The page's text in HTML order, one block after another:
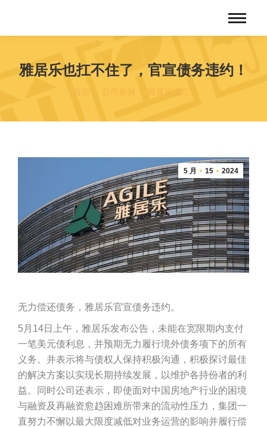
雅居乐也扛不住了，官宣债务违约！
5 月 15 2024
无力偿还债务，雅居乐官宣债务违约。
5月14日上午，雅居乐发布公告，未能在宽限期内支付
一笔美元债利息，并预期无力履行境外债务项下的所有
义务。并表示将与债权人保持积极沟通，积极探讨最佳
的解决方案以实现长期持续发展，以维护各持份者的利
益。同时公司还表示，即使面对中国房地产行业的困境
与融资及再融资愈趋困难所带来的流动性压力，集团一
直努力不懈以最大限度减低对业务运营的影响并履行偿